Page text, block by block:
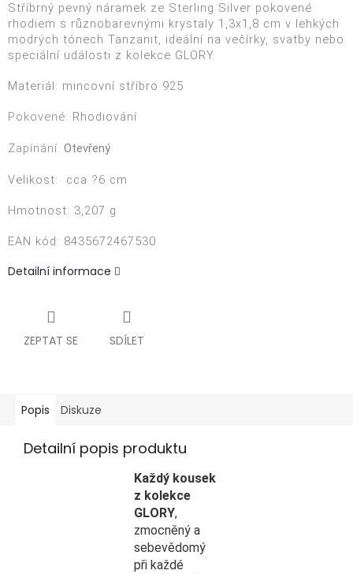
Stříbrný pevný náramek ze Sterling Silver pokovené
rhodiem s různobarevnými krystaly 1,3x1,8 cm v lehkých
modrých tónech Tanzanit, ideální na večírky, svatby nebo
speciální události z kolekce GLORY.
Materiál: mincovní stříbro 925
Pokovené: Rhodiování
Zapínání: Otevřený
Velikost: cca ?6 cm
Hmotnost: 3,207 g
EAN kód : 8435672467530
Detailní informace
ZEPTAT SE SDÍLET
Popis Diskuze
Detailní popis produktu
Každý kousek
z kolekce
GLORY,
zmocněný a
sebevědomý
při každé